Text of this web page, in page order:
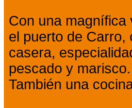
Con una magnífica
el puerto de Carro,
casera,
pescado y marisco.
También una